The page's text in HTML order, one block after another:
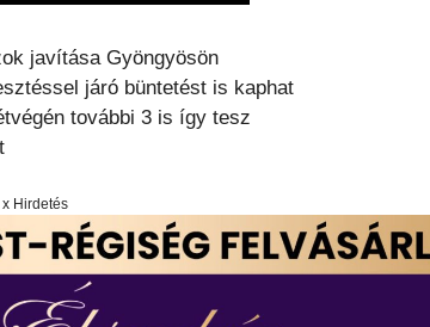
javítása Gyöngyösön
járó büntetést is kaphat
további 3 is így tesz
x Hirdetés